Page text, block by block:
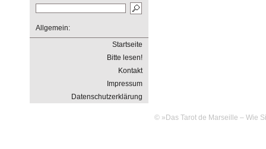
Allgemein:
Startseite
Bitte lesen!
Kontakt
Impressum
Datenschutzerklärung
© »Das Tarot de Marseille – Wie